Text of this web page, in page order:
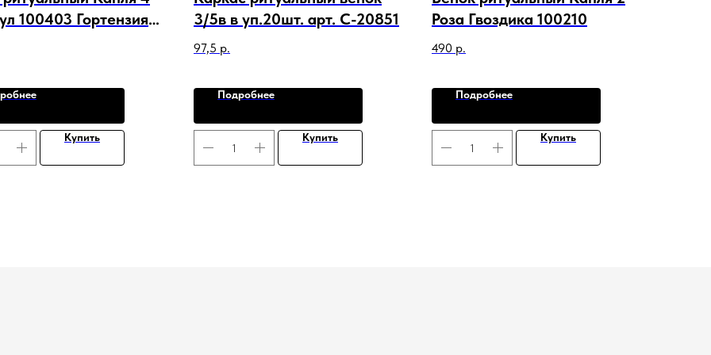
100403 Гортензия
Купить
3/5в в уп.20шт. арт. C-20851
97,5 р.
Подробнее
Купить
Роза Гвоздика 100210
490 р.
Подробнее
Купить